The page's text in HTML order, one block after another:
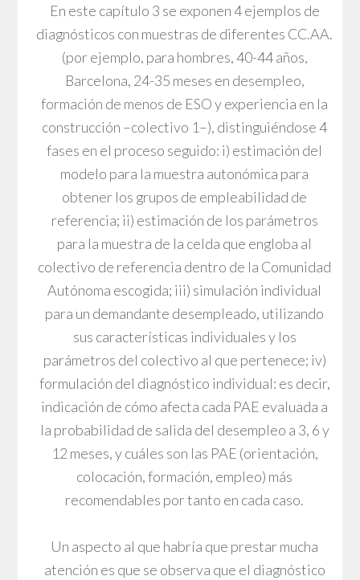
En este capítulo 3 se exponen 4 ejemplos de
diagnósticos con muestras de diferentes CC.AA.
(por ejemplo, para hombres, 40-44 años,
Barcelona, 24-35 meses en desempleo,
formación de menos de ESO y experiencia en la
construcción –colectivo 1–), distinguiéndose 4
fases en el proceso seguido: i) estimación del
modelo para la muestra autonómica para
obtener los grupos de empleabilidad de
referencia; ii) estimación de los parámetros
para la muestra de la celda que engloba al
colectivo de referencia dentro de la Comunidad
Autónoma escogida; iii) simulación individual
para un demandante desempleado, utilizando
sus características individuales y los
parámetros del colectivo al que pertenece; iv)
formulación del diagnóstico individual: es decir,
indicación de cómo afecta cada PAE evaluada a
la probabilidad de salida del desempleo a 3, 6 y
12 meses, y cuáles son las PAE (orientación,
colocación, formación, empleo) más
recomendables por tanto en cada caso.
Un aspecto al que habría que prestar mucha
atención es que se observa que el diagnóstico